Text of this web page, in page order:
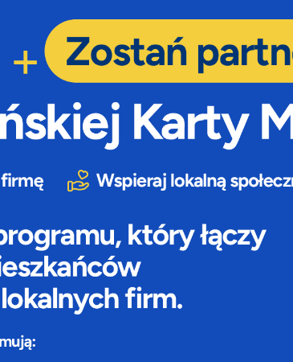
Możesz zmienić ustawienia cookies lub zaakceptować je
momencie możesz dokonać zmiany swoich ustawień.
służą do prawidłowego funkcjonowania strony internetowej i
korzystanie z oferowanych przez nas usług.
prywatności, logowania czy wypełniania formularzy. Dzięki
korzystasz, może działać bez zakłóceń.
umożliwiają stronie internetowej zapamiętanie wprowadzonych
personalizację określonych funkcjonalności czy prezentowanych treści.
możemy zapewnić Ci większy komfort korzystania z
dopasowanie jej do Twoich indywidualnych preferencji. Wyrażenie
i personalizacyjne pliki cookies gwarantuje dostępność większej ilości
pomagają nam rozwijać się i dostosowywać do Twoich potrzeb.
ZAPISZ WYBRANE